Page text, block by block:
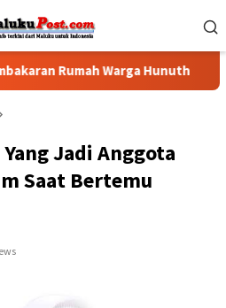
Rumah Warga Hunuth
Jadi Anggota
Saat Bertemu